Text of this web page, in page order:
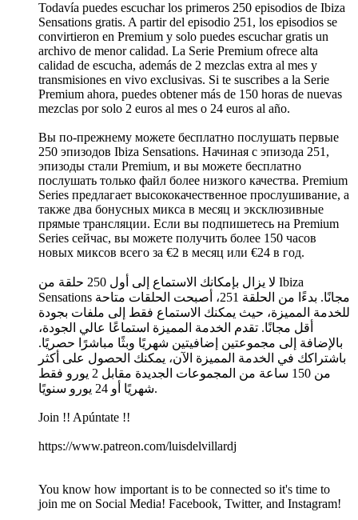
Todavía puedes escuchar los primeros 250 episodios de Ibiza
Sensations gratis. A partir del episodio 251, los episodios se
convirtieron en Premium y solo puedes escuchar gratis un
archivo de menor calidad. La Serie Premium ofrece alta
calidad de escucha, además de 2 mezclas extra al mes y
transmisiones en vivo exclusivas. Si te suscribes a la Serie
Premium ahora, puedes obtener más de 150 horas de nuevas
mezclas por solo 2 euros al mes o 24 euros al año.
Вы по-прежнему можете бесплатно послушать первые
250 эпизодов Ibiza Sensations. Начиная с эпизода 251,
эпизоды стали Premium, и вы можете бесплатно
послушать только файл более низкого качества. Premium
Series предлагает высококачественное прослушивание, а
также два бонусных микса в месяц и эксклюзивные
прямые трансляции. Если вы подпишетесь на Premium
Series сейчас, вы можете получить более 150 часов
новых миксов всего за €2 в месяц или €24 в год.
لا يزال بإمكانك الاستماع إلى أول 250 حلقة من Ibiza
Sensations مجانًا. بدءًا من الحلقة 251، أصبحت الحلقات متاحة
للخدمة المميزة، حيث يمكنك الاستماع فقط إلى ملفات بجودة
أقل مجانًا. تقدم الخدمة المميزة استماعًا عالي الجودة،
بالإضافة إلى مجموعتين إضافيتين شهريًا وبثًا مباشرًا حصريًا.
باشتراكك في الخدمة المميزة الآن، يمكنك الحصول على أكثر
من 150 ساعة من المجموعات الجديدة مقابل 2 يورو فقط
شهريًا أو 24 يورو سنويًا.
Join !! Apúntate !!
https://www.patreon.com/luisdelvillardj
You know how important is to be connected so it's time to
join me on Social Media! Facebook, Twitter, and Instagram!